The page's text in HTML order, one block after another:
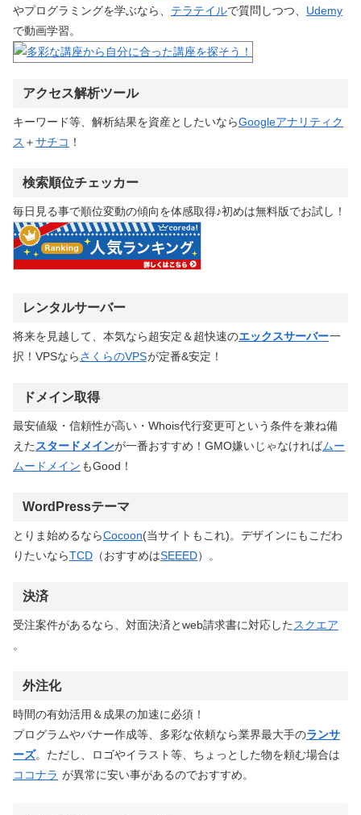
やプログラミングを学ぶなら、 テラテイルで質問しつつ、 Udemy
で動画学習。
アクセス解析ツール
キーワード等、解析結果を資産としたいならGoogleアナリティク
ス ＋サチコ ！
検索順位チェッカー
毎日見る事で順位変動の傾向を体感取得♪初めは無料版でお試し！
レンタルサーバー
将来を見越して、本気なら超安定＆超快速のエックスサーバー一
択！VPSならさくらのVPSが定番&安定！
ドメイン取得
最安値級・信頼性が高い・Whois代行変更可という条件を兼ね備
えた スタードメインが一番おすすめ！GMO嫌いじゃなければムー
ムードメイン もGood！
WordPressテーマ
とりま始めるならCocoon(当サイトもこれ)。デザインにもこだわ
りたいならTCD （おすすめはSEEED）。
決済
受注案件があるなら、対面決済とweb請求書に対応した スクエア
。
外注化
時間の有効活用＆成果の加速に必須！
プログラムやバナー作成等、多彩な依頼なら業界最大手のランサ
ーズ。ただし、ロゴやイラスト等、ちょっとした物を頼む場合は
ココナラ が異常に安い事があるのでおすすめ。